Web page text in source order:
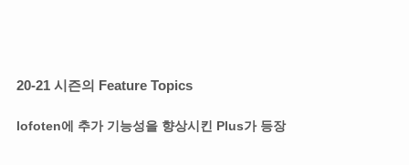
20-21 시즌의 Feature Topics
lofoten에 추가 기능성을 향상시킨 Plus가 등장